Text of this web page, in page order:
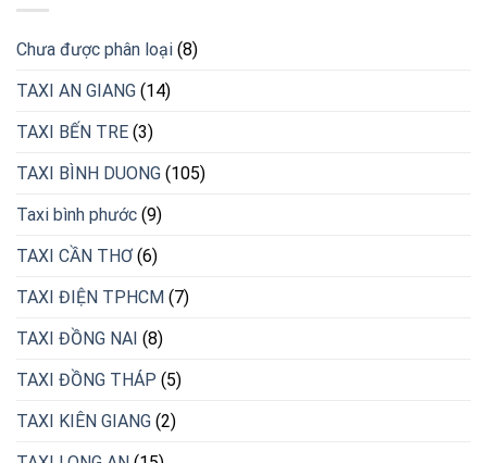
Chưa được phân loại (8)
TAXI AN GIANG (14)
TAXI BẾN TRE (3)
TAXI BÌNH DUONG (105)
Taxi bình phước (9)
TAXI CẦN THƠ(6)
TAXI ĐIỆN TPHCM (7)
TAXI ĐỒNG NAI (8)
TAXI ĐỒNG THÁP (5)
TAXI KIÊN GIANG (2)